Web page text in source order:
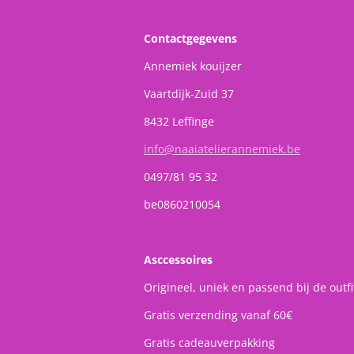
Contactgegevens
Annemiek kouijzer
Vaartdijk-Zuid 37
8432 Leffinge
info@naaiatelierannemiek.be
0497/81 95 32
be0860210054
Asccessoires
Origineel, uniek en passend bij de
Gratis verzending vanaf 60€
Gratis cadeauverpakking